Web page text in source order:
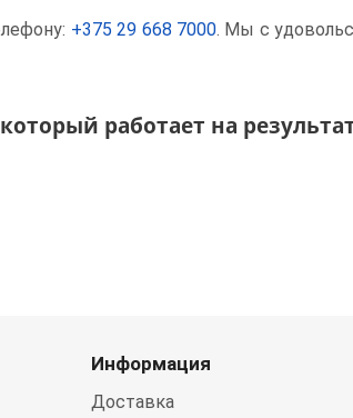
+375 29 668 7000. Мы с
работает на
Информация
Доставка